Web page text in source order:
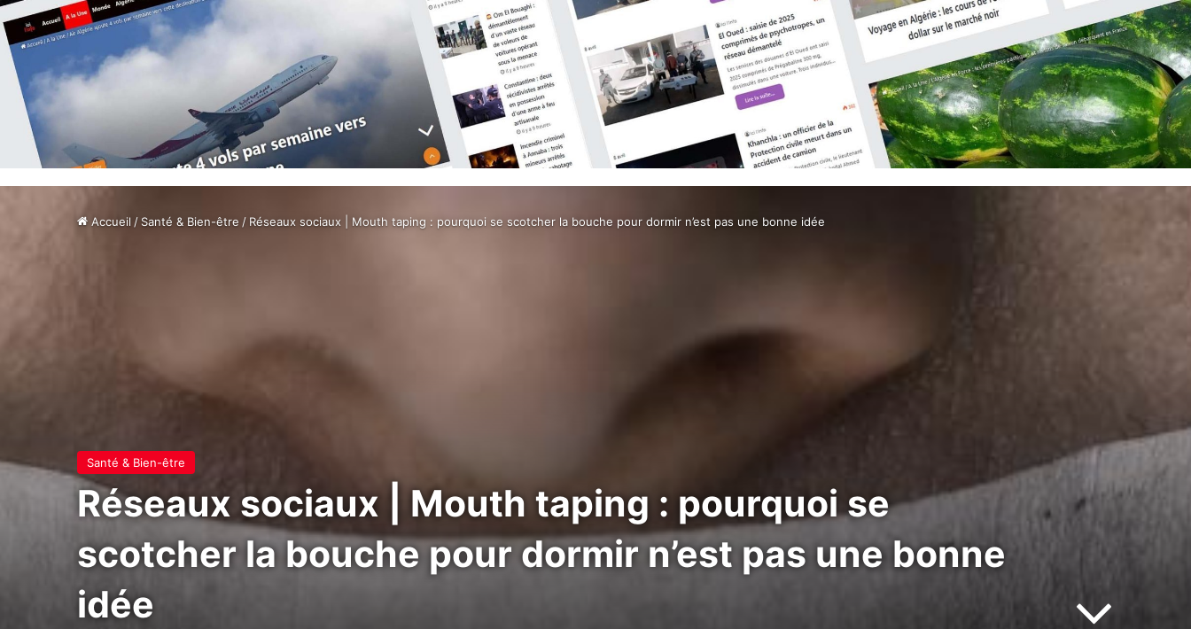
Accueil / Santé & Bien-être / Réseaux sociaux | Mouth taping : pourquoi se scotcher la bouche pour dormir n’est pas une bonne idée
Santé & Bien-être
Réseaux sociaux | Mouth taping : pourquoi se
scotcher la bouche pour dormir n’est pas une bonne
idée